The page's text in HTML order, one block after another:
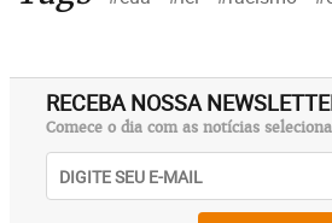
RECEBA NOSSA
Comece o dia com as notícias